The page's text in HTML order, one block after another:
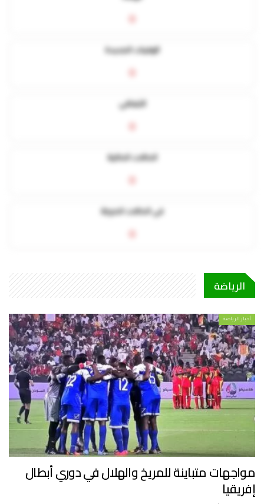
التعافي
في الحالات الحرجة
الرياضة
أخبار الرياضة
مواجهات متباينة للمريخ والهلال في دوري أبطال
إفريقيا